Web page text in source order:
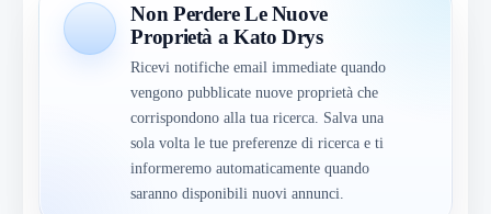
Non Perdere Le Nuove
Proprietà a Kato Drys
Ricevi notifiche email immediate quando
vengono pubblicate nuove proprietà che
corrispondono alla tua ricerca. Salva una
sola volta le tue preferenze di ricerca e ti
informeremo automaticamente quando
saranno disponibili nuovi annunci.